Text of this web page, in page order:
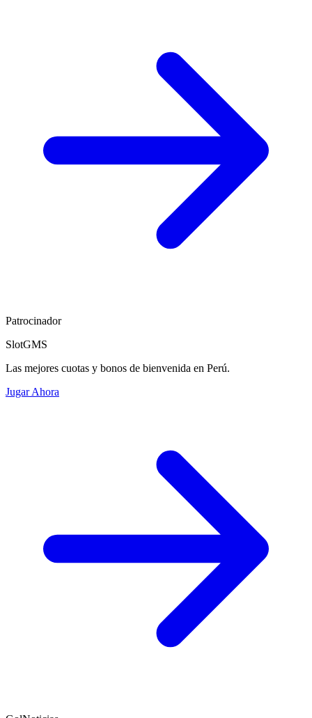
Patrocinador
SlotGMS
Las mejores cuotas y bonos de bienvenida en Perú.
Jugar Ahora